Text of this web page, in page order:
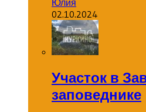
02.10.2024
Участок в
заповеднике